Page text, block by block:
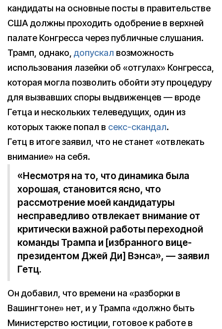
кандидаты на основные посты в правительстве
США должны проходить одобрение в верхней
палате Конгресса через публичные слушания.
Трамп, однако, допускал возможность
использования лазейки об «отгулах» Конгресса,
которая могла позволить обойти эту процедуру
для вызвавших споры выдвиженцев — вроде
Гетца и нескольких телеведущих, один из
которых также попал в секс-скандал.
Гетц в итоге заявил, что не станет «отвлекать
внимание» на себя.
«Несмотря на то, что динамика была
хорошая, становится ясно, что
рассмотрение моей кандидатуры
несправедливо отвлекает внимание от
критически важной работы переходной
команды Трампа и [избранного вице-
президентом Джей Ди] Вэнса», — заявил
Гетц.
Он добавил, что времени на «разборки в
Вашингтоне» нет, и у Трампа «должно быть
Министерство юстиции, готовое к работе в